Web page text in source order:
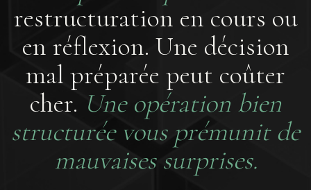
restructuration en cours ou
en réflexion. Une décision
mal préparée peut coûter
cher. Une opération bien
structurée vous prémunit de
mauvaises surprises.